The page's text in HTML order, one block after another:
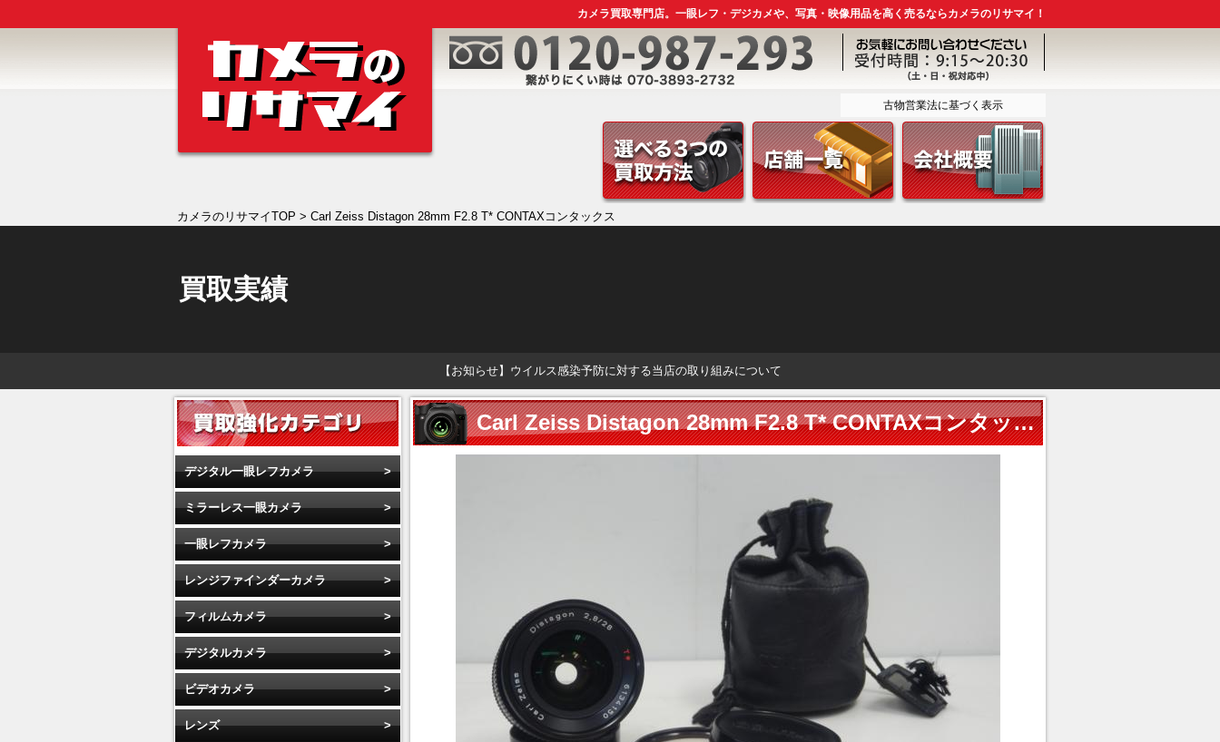
カメラ買取専門店。一眼レフ・デジカメや、写真・映像用品を高く売るならカメラのリサマイ！
古物営業法に基づく表示
カメラのリサマイTOP > Carl Zeiss Distagon 28mm F2.8 T* CONTAXコンタックス
買取実績
【お知らせ】ウイルス感染予防に対する当店の取り組みについて
Carl Zeiss Distagon 28mm F2.8 T* CONTAXコンタックス
デジタル一眼レフカメラ
ミラーレス一眼カメラ
一眼レフカメラ
レンジファインダーカメラ
フィルムカメラ
デジタルカメラ
ビデオカメラ
レンズ